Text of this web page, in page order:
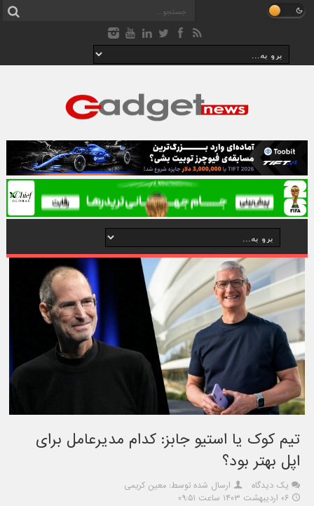
تیم کوک یا استیو جابز: کدام مدیرعامل برای
اپل بهتر بود؟
یک دیدگاه
ارسال شده توسط: معین کریمی
۰۶ اردیبهشت ۱۴۰۳ ساعت ۰۹:۵۱